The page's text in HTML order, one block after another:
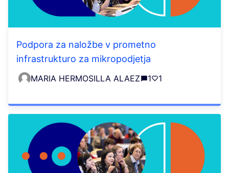
Podpora za naložbe v prometno
infrastrukturo za mikropodjetja
MARIA HERMOSILLA ALAEZ 1 1